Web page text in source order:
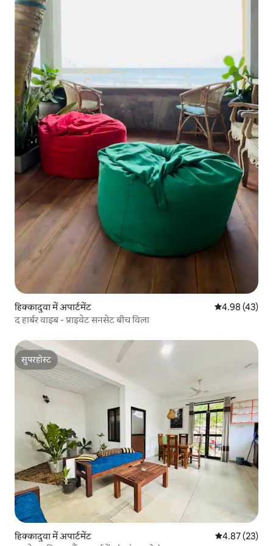
हिक्कादुवा में अपार्टमेंट औसत रेटिंग 5 में
4.98 (43)
द हार्बर वाइब - प्राइवेट सनसेट बीच विला
सुपरहोस्ट
सुपरहोस्ट
हिक्कादुवा में अपार्टमेंट औसत रेटिंग 5 में
4.87 (23)